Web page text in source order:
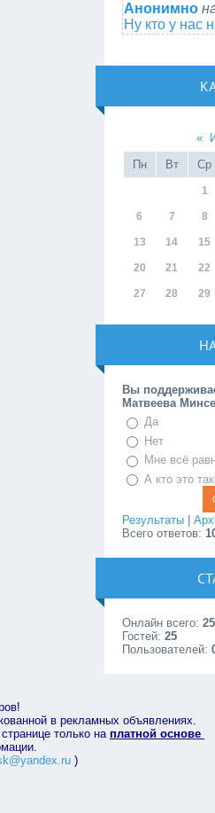
Анонимно
Ну кто у нас
«
Пн
Вт Ср
1
6 7 8
13 14 15
20 21 22
27 28 29
Вы
Матвеева
Да
Нет
Мне всё
А кто это
Результаты |
Всего ответов:
Онлайн всего:25
Гостей:25
Пользователей:
в рекламных объявлениях.
только на платной основе
)